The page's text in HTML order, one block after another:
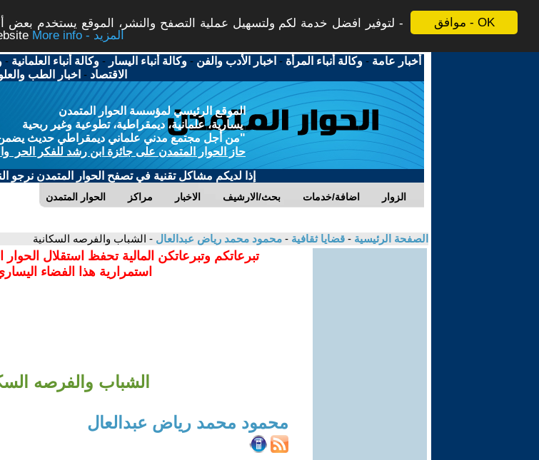
موافق - OK
لتوفير افضل خدمة لكم ولتسهيل عملية التصفح والنشر، الموقع يستخدم بعض
More info - المزيد
أخبار عامة -وكالة أنباء المرأة - اخبار الأدب والفن -وكالة أنباء اليسار -وكالة أنباء العلمانية -
الاقتصاد - اخبار الطب
الموقع الرئيسي لمؤسسة الحوار المتمدن
يسارية، علمانية، ديمقراطية، تطوعية وغير ربحية
"من أجل مجتمع مدني علماني ديمقراطي حديث يضمن
حاز الحوار المتمدن على جائزة ابن رشد للفكر الحر
إذا لديكم مشاكل تقنية في تصفح الحوار المتمدن نرجو
الحوار المتمدن مراكز الاخبار بحث/الارشيف اضافة/خدمات الزوار
الصفحة الرئيسية - قضايا ثقافية - محمود محمد رياض عبدالعال - الشباب والفرصه السكانية
تبرعاتكم وتبرعاتكن المالية تحفظ استقلال
استمرارية هذا الفضاء
الشباب والفرصه
محمود محمد رياض عبدالعال